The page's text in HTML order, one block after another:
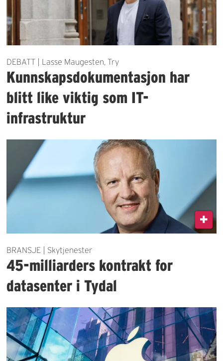
DEBATT | Lasse Maugesten, Try
Kunnskapsdokumentasjon har
blitt like viktig som IT-
infrastruktur
BRANSJE | Skytjenester
45-milliarders kontrakt for
datasenter i Tydal